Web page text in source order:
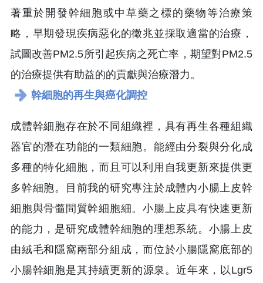
著重於開發幹細胞或中草藥之標的藥物等治療策
略，早期發現疾病惡化的徵兆並採取適當的治療，
試圖改善PM2.5所引起疾病之死亡率，期望對PM2.5
的治療提供有助益的的貢獻與治療潛力。
幹細胞的再生與癌化調控
成體幹細胞存在於不同組織裡，具有再生各種組織
器官的潛在功能的一類細胞。能經由分裂與分化成
多種的特化細胞，而且可以利用自我更新來提供更
多幹細胞。目前我的研究專注於成體內小腸上皮幹
細胞與骨髓間質幹細胞細。小腸上皮具有快速更新
的能力，是研究成體幹細胞的理想系統。小腸上皮
由絨毛和隱窩兩部分組成，而位於小腸隱窩底部的
小腸幹細胞是其持續更新的源泉。近年來，以Lgr5